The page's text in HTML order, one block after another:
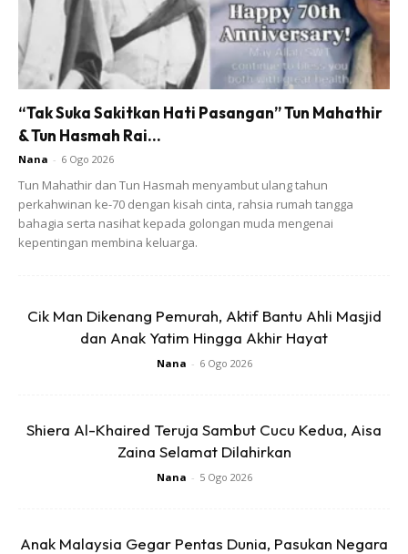
Anda mungkin berminat dengan
SHOPEE MY
CENDAWAN RANGUP BY
RM14.6 RM14.6
SHOPEE MY
[500g – 1kg] Frozen Halal
RM24
Buy Now
“Tak Suka Sakitkan Hati Pasangan” Tun Mahathir
& Tun Hasmah Rai...
Nana - 6 Ogo 2026
Tun Mahathir dan Tun Hasmah menyambut ulang tahun
perkahwinan ke-70 dengan kisah cinta, rahsia rumah tangga
bahagia serta nasihat kepada golongan muda mengenai
kepentingan membina keluarga.
Cik Man Dikenang Pemurah, Aktif Bantu Ahli Masjid
dan Anak Yatim Hingga Akhir Hayat
Nana - 6 Ogo 2026
Shiera Al-Khaired Teruja Sambut Cucu Kedua, Aisa
Zaina Selamat Dilahirkan
Nana - 5 Ogo 2026
Anak Malaysia Gegar Pentas Dunia, Pasukan Negara